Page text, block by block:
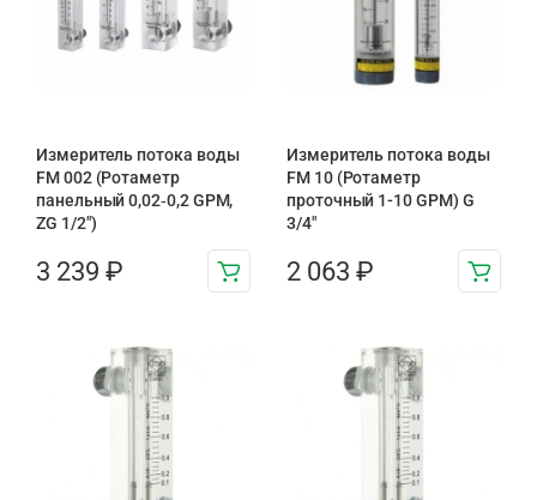
Измеритель потока воды
FM 002 (Ротаметр
панельный 0,02‑0,2 GPM,
ZG 1/2″)
3 239 ₽
Измеритель потока воды
FM 10 (Ротаметр
проточный 1-10 GPM) G
3/4″
2 063 ₽